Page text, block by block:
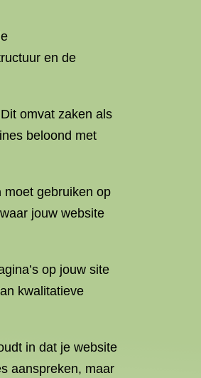
en de
omvat zaken als
beloond met
moet gebruiken op
jouw website
op jouw site
kwalitatieve
in dat je website
aanspreken, maar